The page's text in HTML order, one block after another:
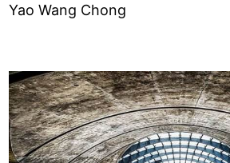
Yao Wang Chong